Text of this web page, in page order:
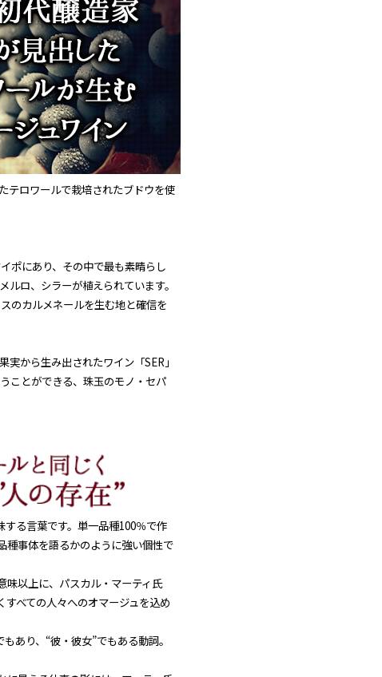
テロワールで栽培されたブドウを使
ポにあり、その中で最も素晴らし
ロ、シラーが植えられています。
のカルメネールを生む地と確信を
から生み出されたワイン「SER」
ことができる、珠玉のモノ・セパ
する言葉です。単一品種100％で作
種事体を語るかのように強い個性で
味以上に、パスカル・マーティ氏
すべての人々へのオマージュを込め
あり、“彼・彼女”でもある動詞。